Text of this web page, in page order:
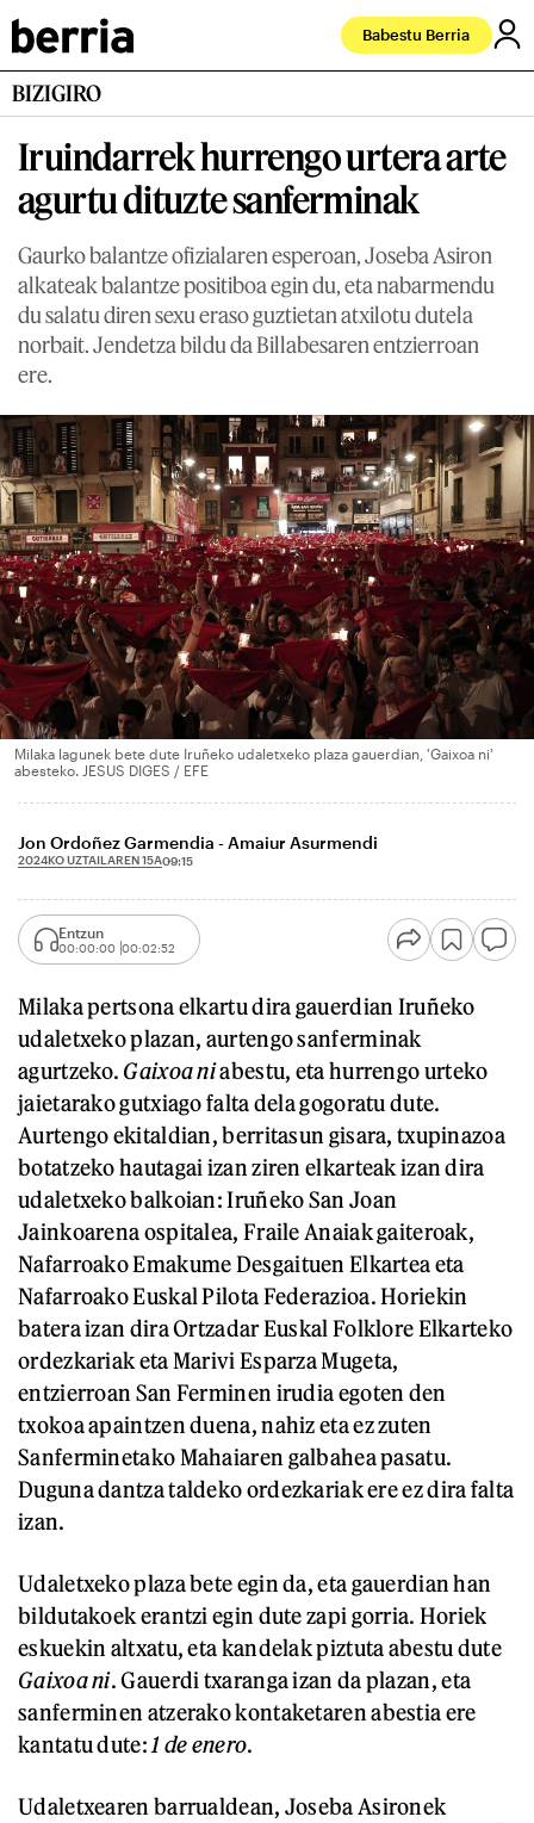
Babestu Berria
BIZIGIRO
Iruindarrek hurrengo urtera arte
agurtu dituzte sanferminak
Gaurko balantze ofizialaren esperoan, Joseba Asiron
alkateak balantze positiboa egin du, eta nabarmendu
du salatu diren sexu eraso guztietan atxilotu dutela
norbait. Jendetza bildu da Billabesaren entzierroan
ere.
Milaka lagunek bete dute Iruñeko udaletxeko plaza gauerdian, 'Gaixoa ni'
abesteko. JESUS DIGES / EFE
Jon Ordoñez Garmendia - Amaiur Asurmendi
2024KO UZTAILAREN 15A09:15
Entzun
00:00:00 00:02:52
Milaka pertsona elkartu dira gauerdian Iruñeko
udaletxeko plazan, aurtengo sanferminak
agurtzeko. Gaixoa niabestu, eta hurrengo urteko
jaietarako gutxiago falta dela gogoratu dute.
Aurtengo ekitaldian, berritasun gisara, txupinazoa
botatzeko hautagai izan ziren elkarteak izan dira
udaletxeko balkoian: Iruñeko San Joan
Jainkoarena ospitalea, Fraile Anaiak gaiteroak,
Nafarroako Emakume Desgaituen Elkartea eta
Nafarroako Euskal Pilota Federazioa. Horiekin
batera izan dira Ortzadar Euskal Folklore Elkarteko
ordezkariak eta Marivi Esparza Mugeta,
entzierroan San Ferminen irudia egoten den
txokoa apaintzen duena, nahiz eta ez zuten
Sanferminetako Mahaiaren galbahea pasatu.
Duguna dantza taldeko ordezkariak ere ez dira falta
izan.
Udaletxeko plaza bete egin da, eta gauerdian han
bildutakoek erantzi egin dute zapi gorria. Horiek
eskuekin altxatu, eta kandelak piztuta abestu dute
Gaixoa ni. Gauerdi txaranga izan da plazan, eta
sanferminen atzerako kontaketaren abestia ere
kantatu dute: 1 de enero.
Udaletxearen barrualdean, Joseba Asironek